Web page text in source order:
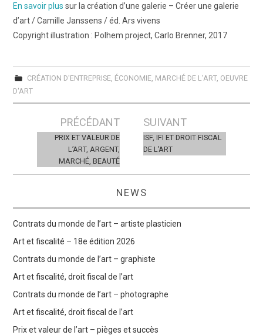
En savoir plus sur la création d’une galerie – Créer une galerie
d’art / Camille Janssens / éd. Ars vivens
Copyright illustration : Polhem project, Carlo Brenner, 2017
CRÉATION D'ENTREPRISE, ÉCONOMIE, MARCHÉ DE L'ART, OEUVRE
D'ART
navigation
PRÉCÉDANT
PRIX ET VALEUR DE
L’ART, ARGENT,
MARCHÉ, BEAUTÉ
SUIVANT
ISF, IFI ET DROIT FISCAL
DE L’ART
NEWS
Contrats du monde de l’art – artiste plasticien
Art et fiscalité – 18e édition 2026
Contrats du monde de l’art – graphiste
Art et fiscalité, droit fiscal de l’art
Contrats du monde de l’art – photographe
Art et fiscalité, droit fiscal de l’art
Prix et valeur de l’art – pièges et succès